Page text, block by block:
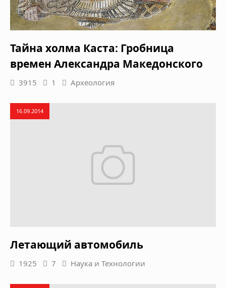
Тайна холма Каста: Гробница
времен Александра Македонского
3915 1 Археология
16.09.2014
Летающий автомобиль
1925 7 Наука и Технологии